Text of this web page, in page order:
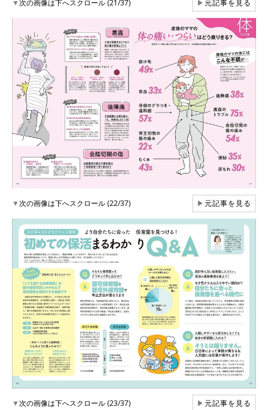
▼次の画像は下へスクロール (21/37) ▶元記事を見る
▼次の画像は下へスクロール (22/37) ▶元記事を見る
▼次の画像は下へスクロール (23/37) ▶元記事を見る